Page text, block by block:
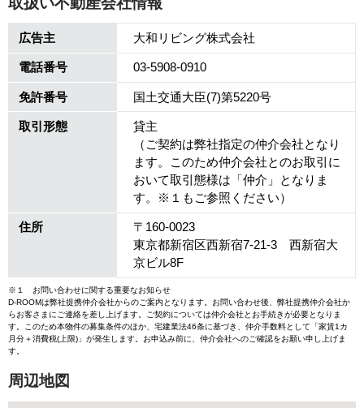
広告主 大和リビング株式会社
電話番号 03-5908-0910
免許番号 国土交通大臣(7)第5220号
取引形態
貸主
（ご契約は弊社指定の仲介会社となり
ます。このため仲介会社とのお取引に
おいて取引態様は「仲介」となりま
す。※１もご参照ください）
住所
〒160-0023
東京都新宿区西新宿7-21-3 西新宿大
京ビル8F
※１ お問い合わせに関する重要なお知らせ
D-ROOMは弊社提携仲介会社からのご案内となります。お問い合わせ後、弊社提携仲介会社か
らお客さまにご連絡を差し上げます。ご契約については仲介会社とお手続きが必要となりま
す。このため本物件の募集条件のほか、宅建業法46条に基づき、仲介手数料として「家賃1カ
月分＋消費税(上限)」が発生します。お申込み前に、仲介会社へのご確認をお願い申し上げま
す。
周辺地図